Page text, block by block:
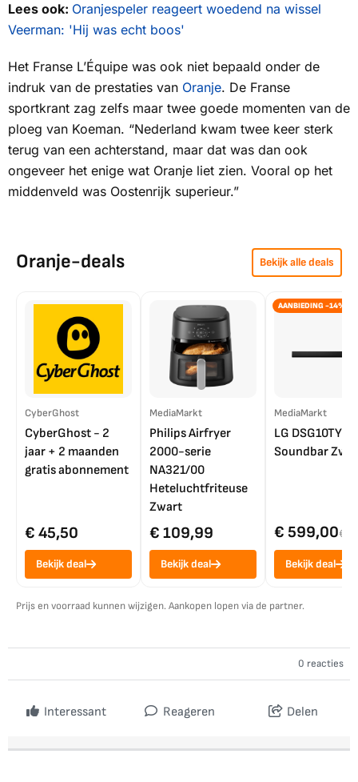
Lees ook: Oranjespeler reageert woedend na wissel
Veerman: 'Hij was echt boos'
Het Franse L’Équipe was ook niet bepaald onder de
indruk van de prestaties van Oranje. De Franse
sportkrant zag zelfs maar twee goede momenten van de
ploeg van Koeman. “Nederland kwam twee keer sterk
terug van een achterstand, maar dat was dan ook
ongeveer het enige wat Oranje liet zien. Vooral op het
middenveld was Oostenrijk superieur.”
Oranje-deals Bekijk alle deals
CyberGhost
CyberGhost - 2
jaar + 2 maanden
gratis abonnement
€ 45,50
Bekijk deal
MediaMarkt
Philips Airfryer
2000-serie
NA321/00
Heteluchtfriteuse
Zwart
€ 109,99
Bekijk deal
AANBIEDING -14%
MediaMarkt
LG DSG10TY
Soundbar
€ 599,00€
Bekijk deal
Prijs en voorraad kunnen wijzigen. Aankopen lopen via de partner.
0 reacties
Interessant Reageren Delen